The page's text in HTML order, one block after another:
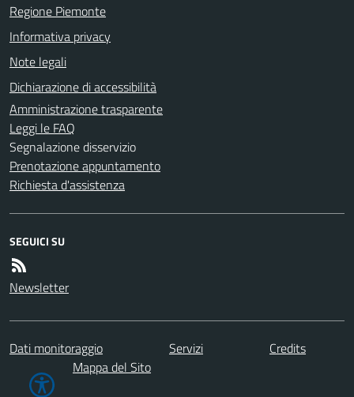
Regione Piemonte
Informativa privacy
Note legali
Dichiarazione di accessibilità
Amministrazione trasparente
Leggi le FAQ
Segnalazione disservizio
Prenotazione appuntamento
Richiesta d'assistenza
SEGUICI SU
Newsletter
Dati monitoraggio Servizi
Credits
Mappa del Sito